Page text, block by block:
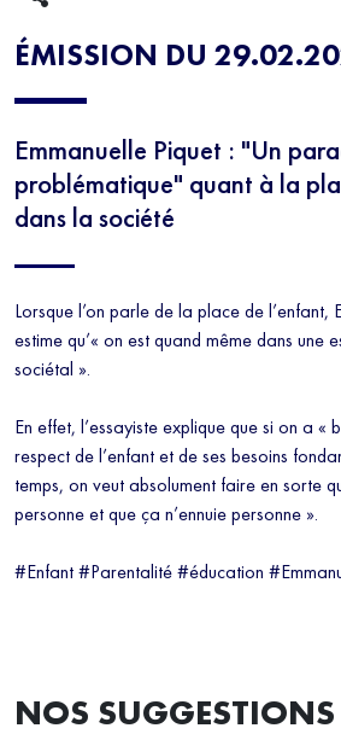
ÉMISSION DU
Emmanuelle Piquet : "Un
problématique" quant à la
dans la société
Lorsque l’on parle de la place de l’enfant,
estime qu’« on est quand même dans une
sociétal ».
En effet, l’essayiste explique que si on a «
respect de l’enfant et de ses besoins
temps, on veut absolument faire en sorte
personne et que ça n’ennuie personne ».
#Enfant #Parentalité #éducation
NOS SUGGESTIONS